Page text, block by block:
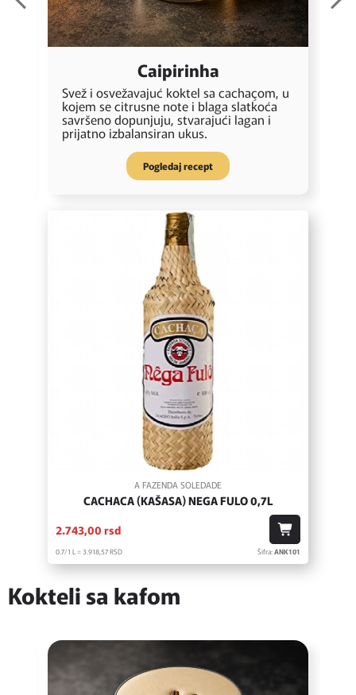
Caipirinha
Svež i osvežavajuć koktel sa cachaçom, u
kojem se citrusne note i blaga slatkoća
savršeno dopunjuju, stvarajući lagan i
prijatno izbalansiran ukus.
Pogledaj recept
A FAZENDA SOLEDADE
CACHACA (KAŠASA) NEGA FULO 0,7L
2.743,00 rsd
0.7/1 L = 3.918,57RSD Šifra:ANK101
Kokteli sa kafom